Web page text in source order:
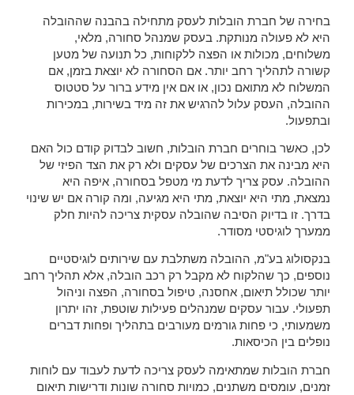
בחירה של חברת הובלות לעסק מתחילה בהבנה שההובלה
היא לא פעולה מנותקת. בעסק שמנהל סחורה, מלאי,
משלוחים, מכולות או הפצה ללקוחות, כל תנועה של מטען
קשורה לתהליך רחב יותר. אם הסחורה לא יוצאת בזמן, אם
המשלוח לא מתואם נכון, או אם אין מידע ברור על סטטוס
ההובלה, העסק עלול להרגיש את זה מיד בשירות, במכירות
ובתפעול.
לכן, כאשר בוחרים חברת הובלות, חשוב לבדוק קודם כול האם
היא מבינה את הצרכים של עסקים ולא רק את הצד הפיזי של
ההובלה. עסק צריך לדעת מי מטפל בסחורה, איפה היא
נמצאת, מתי היא יוצאת, מתי היא מגיעה, ומה קורה אם יש שינוי
בדרך. זו בדיוק הסיבה שהובלה עסקית צריכה להיות חלק
ממערך לוגיסטי מסודר.
בנקסולוג בע"מ, ההובלה משתלבת עם שירותים לוגיסטיים
נוספים, כך שהלקוח לא מקבל רק רכב הובלה, אלא תהליך רחב
יותר שכולל תיאום, אחסנה, טיפול בסחורה, הפצה וניהול
תפעולי. עבור עסקים שמנהלים פעילות שוטפת, זהו יתרון
משמעותי, כי פחות גורמים מעורבים בתהליך ופחות דברים
נופלים בין הכיסאות.
חברת הובלות שמתאימה לעסק צריכה לדעת לעבוד עם לוחות
זמנים, עומסים משתנים, כמויות סחורה שונות ודרישות תיאום